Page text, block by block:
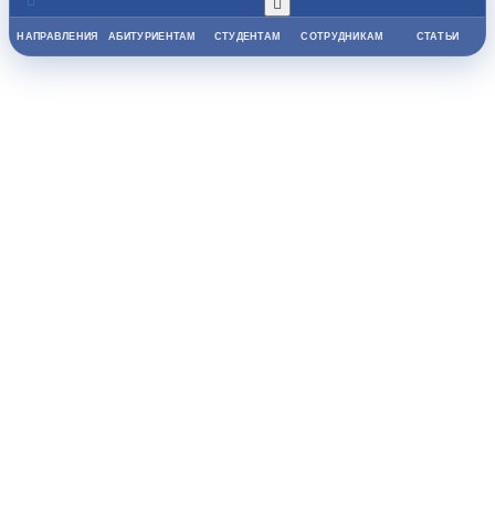
НАПРАВЛЕНИЯ АБИТУРИЕНТАМ СТУДЕНТАМ СОТРУДНИКАМ СТАТЬИ